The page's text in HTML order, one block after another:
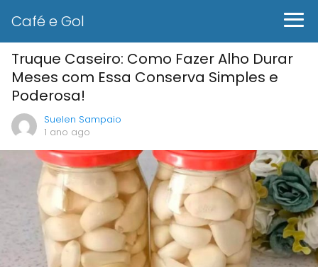
Café e Gol
Truque Caseiro: Como Fazer Alho Durar
Meses com Essa Conserva Simples e
Poderosa!
Suelen Sampaio
1 ano ago